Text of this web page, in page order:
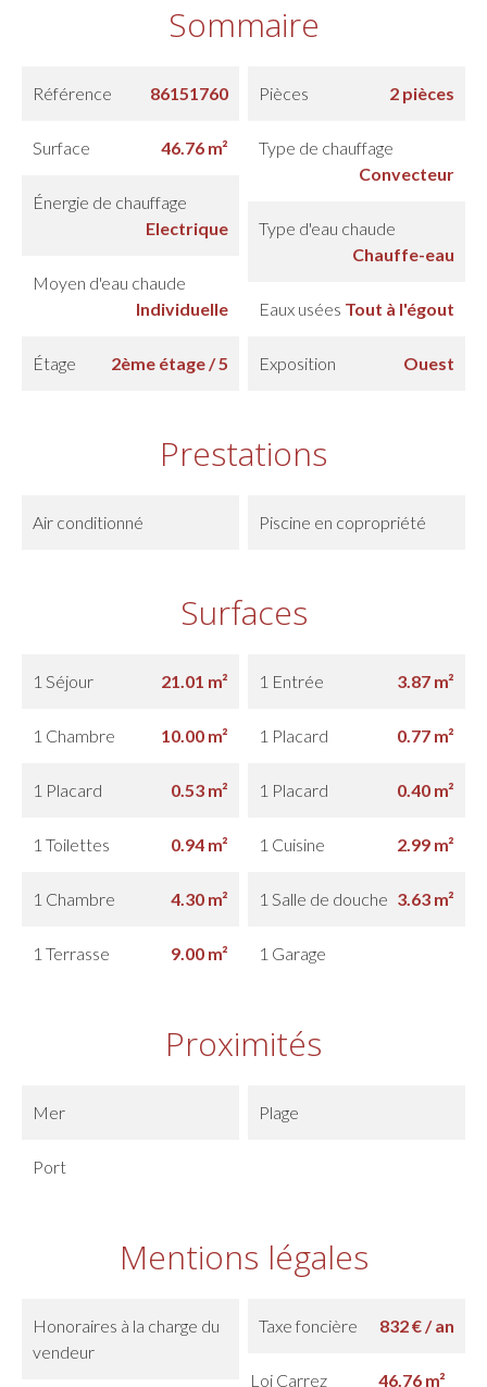
Sommaire
Référence 86151760 Pièces 2 pièces
Surface 46.76 m²
Type de chauffage
Convecteur
Énergie de chauffage
Electrique
Type d'eau chaude
Chauffe-eau
Moyen d'eau chaude
Individuelle
Eaux usées Tout à l'égout
Étage 2ème étage / 5 Exposition Ouest
Prestations
Air conditionné Piscine en copropriété
Surfaces
1 Séjour 21.01 m² 1 Entrée 3.87 m²
1 Chambre 10.00 m² 1 Placard 0.77 m²
1 Placard 0.53 m² 1 Placard 0.40 m²
1 Toilettes 0.94 m² 1 Cuisine 2.99 m²
1 Chambre 4.30 m² 1 Salle de douche 3.63 m²
1 Terrasse 9.00 m² 1 Garage
Proximités
Mer Plage
Port
Mentions légales
Honoraires à la charge du
vendeur
Taxe foncière 832 € / an
Loi Carrez 46.76 m²